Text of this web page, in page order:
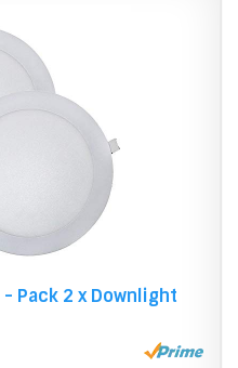
Pack 2 x Downlight